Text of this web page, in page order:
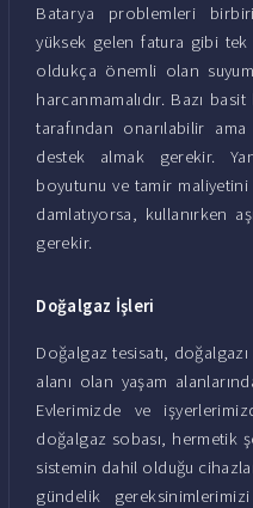
Batarya problemleri
yüksek gelen fatura gibi
oldukça önemli olan
harcanmamalıdır. Bazı
tarafından onarılabilir
destek almak gerekir.
boyutunu ve tamir
damlatıyorsa, kullanırken
gerekir.
Doğalgaz İşleri
Doğalgaz tesisatı,
alanı olan yaşam
Evlerimizde ve
doğalgaz sobası, hermetik
sistemin dahil olduğu
gündelik